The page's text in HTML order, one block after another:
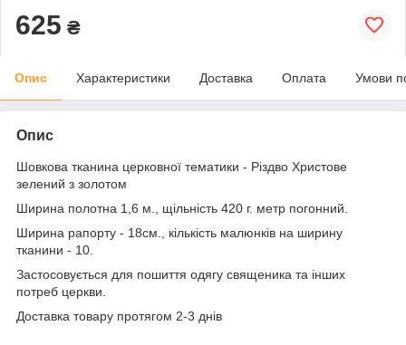
625 ₴
Опис Характеристики Доставка Оплата Умови
Опис
Шовкова тканина церковної тематики - Різдво Христове
зелений з золотом
Ширина полотна 1,6 м., щільність 420 г. метр погонний.
Ширина рапорту - 18см., кількість малюнків на ширину
тканини - 10.
Застосовується для пошиття одягу священика та інших
потреб церкви.
Доставка товару протягом 2-3 днів